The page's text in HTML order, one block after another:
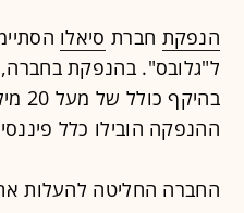
הנפקת חברת סיאלו
ההנפקה הובילו כלל
החברה החליטה להעלות